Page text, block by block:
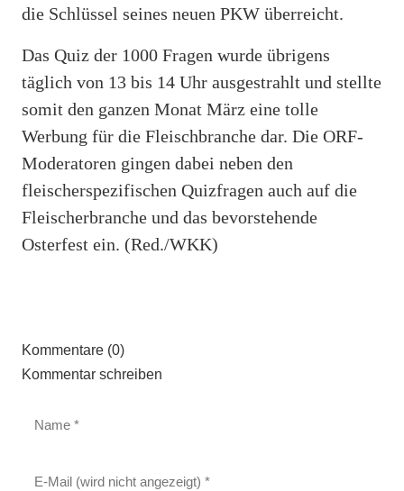
die Schlüssel seines neuen PKW überreicht.
Das Quiz der 1000 Fragen wurde übrigens
täglich von 13 bis 14 Uhr ausgestrahlt und stellte
somit den ganzen Monat März eine tolle
Werbung für die Fleischbranche dar. Die ORF-
Moderatoren gingen dabei neben den
fleischerspezifischen Quizfragen auch auf die
Fleischerbranche und das bevorstehende
Osterfest ein. (Red./WKK)
Kommentare (0)
Kommentar schreiben